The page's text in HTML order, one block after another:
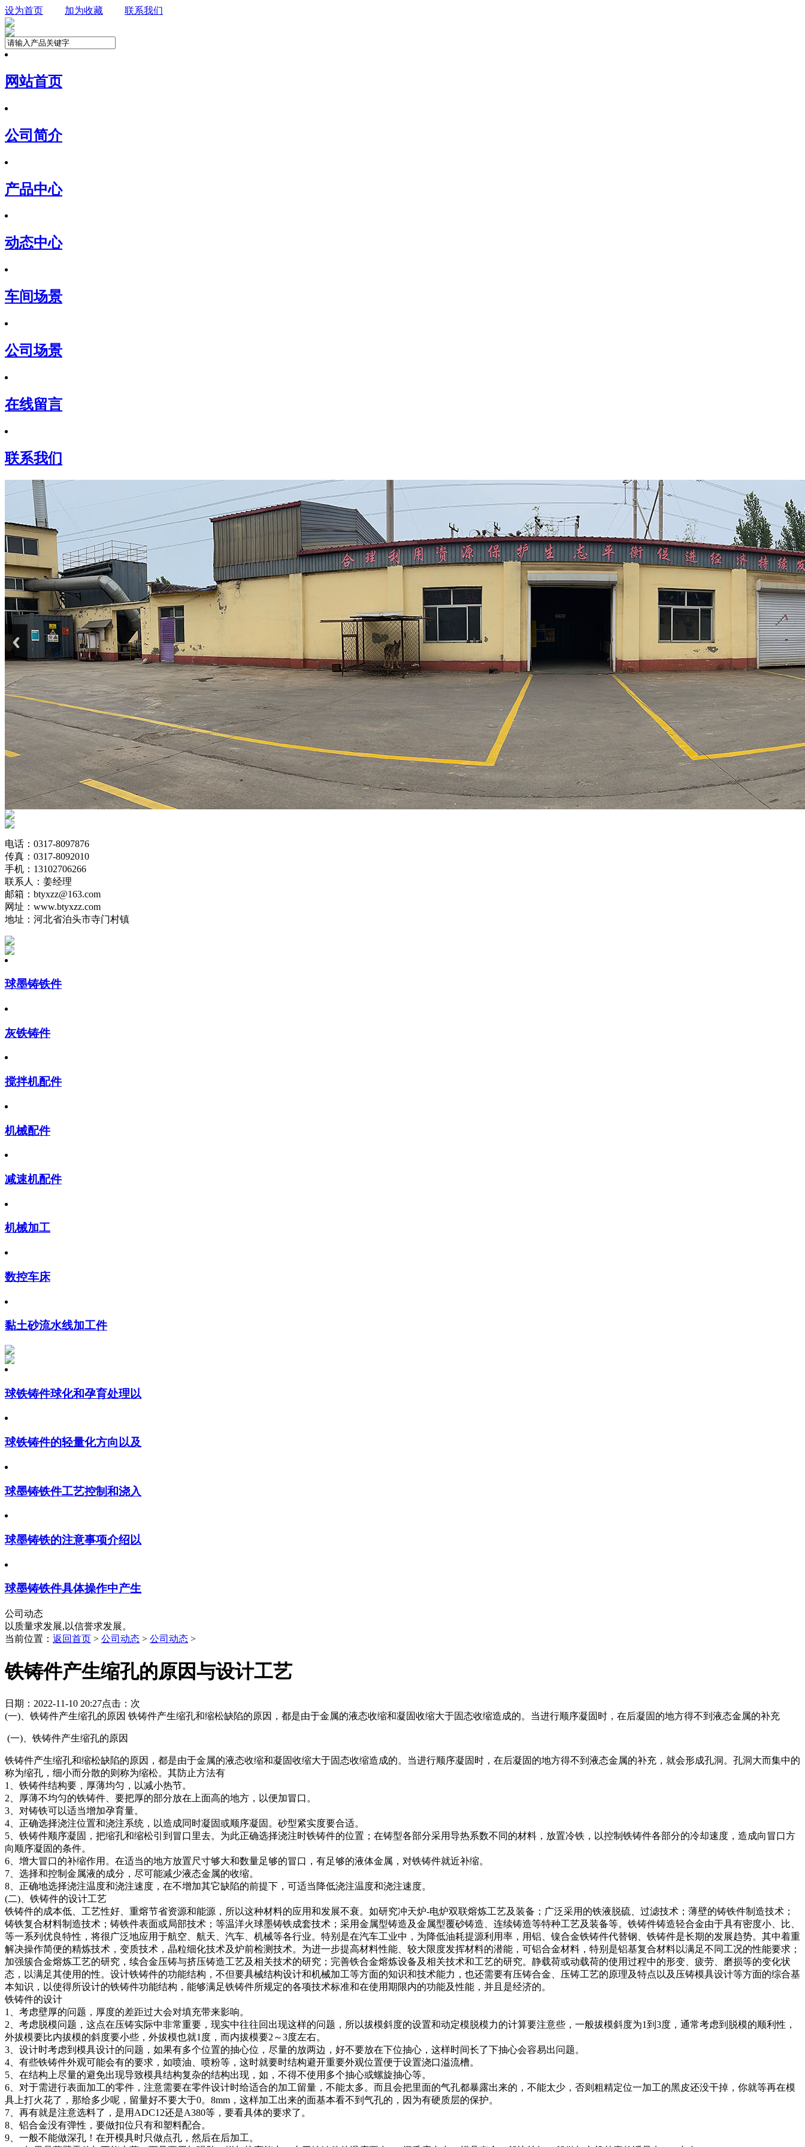
设为首页 加为收藏 联系我们
网站首页
公司简介
产品中心
动态中心
车间场景
公司场景
在线留言
联系我们
电话：0317-8097876
传真：0317-8092010
手机：13102706266
联系人：姜经理
邮箱：btyxzz@163.com
网址：www.btyxzz.com
地址：河北省泊头市寺门村镇
球墨铸铁件
灰铁铸件
搅拌机配件
机械配件
减速机配件
机械加工
数控车床
黏土砂流水线加工件
球铁铸件球化和孕育处理以
球铁铸件的轻量化方向以及
球墨铸铁件工艺控制和浇入
球墨铸铁的注意事项介绍以
球墨铸铁件具体操作中产生
公司动态
以质量求发展,以信誉求发展。
当前位置： 返回首页 > 公司动态 > 公司动态 >
铁铸件产生缩孔的原因与设计工艺
日期：2022-11-10 20:27点击： 次
(一)、铁铸件产生缩孔的原因 铁铸件产生缩孔和缩松缺陷的原因，都是由于金属的液态收缩和凝固收缩大于固态收缩造成的。当进行顺序凝固时，在后凝固的地方得不到液态金属的补充
(一)、铁铸件产生缩孔的原因
铁铸件产生缩孔和缩松缺陷的原因，都是由于金属的液态收缩和凝固收缩大于固态收缩造成的。当进行顺序凝固时，在后凝固的地方得不到液态金属的补充，就会形成孔洞。孔洞大而集中的
称为缩孔，细小而分散的则称为缩松。其防止方法有
1、铁铸件结构要，厚薄均匀，以减小热节。
2、厚薄不均匀的铁铸件、要把厚的部分放在上面高的地方，以便加冒口。
3、对铸铁可以适当增加孕育量。
4、正确选择浇注位置和浇注系统，以造成同时凝固或顺序凝固。砂型紧实度要合适。
5、铁铸件顺序凝固，把缩孔和缩松引到冒口里去。为此正确选择浇注时铁铸件的位置；在铸型各部分采用导热系数不同的材料，放置冷铁，以控制铁铸件各部分的冷却速度，造成向冒口方
向顺序凝固的条件。
6、增大冒口的补缩作用。在适当的地方放置尺寸够大和数量足够的冒口，有足够的液体金属，对铁铸件就近补缩。
7、选择和控制金属液的成分，尽可能减少液态金属的收缩。
8、正确地选择浇注温度和浇注速度，在不增加其它缺陷的前提下，可适当降低浇注温度和浇注速度。
(二)、铁铸件的设计工艺
铁铸件的成本低、工艺性好、重熔节省资源和能源，所以这种材料的应用和发展不衰。如研究冲天炉-电炉双联熔炼工艺及装备；广泛采用的铁液脱硫、过滤技术；薄壁的铸铁件制造技术；
铸铁复合材料制造技术；铸铁件表面或局部技术；等温洋火球墨铸铁成套技术；采用金属型铸造及金属型覆砂铸造、连续铸造等特种工艺及装备等。铁铸件铸造轻合金由于具有密度小、比、
等一系列优良特性，将很广泛地应用于航空、航天、汽车、机械等各行业。特别是在汽车工业中，为降低油耗提源利用率，用铝、镍合金铁铸件代替钢、铁铸件是长期的发展趋势。其中着重
解决操作简便的精炼技术，变质技术，晶粒细化技术及炉前检测技术。为进一步提高材料性能、较大限度发挥材料的潜能，可铝合金材料，特别是铝基复合材料以满足不同工况的性能要求；
加强簇合金熔炼工艺的研究，续合金压铸与挤压铸造工艺及相关技术的研究；完善铁合金熔炼设备及相关技术和工艺的研究。静载荷或动载荷的使用过程中的形变、疲劳、磨损等的变化状
态，以满足其使用的性。设计铁铸件的功能结构，不但要具械结构设计和机械加工等方面的知识和技术能力，也还需要有压铸合金、压铸工艺的原理及特点以及压铸模具设计等方面的综合基
本知识，以使得所设计的铁铸件功能结构，能够满足铁铸件所规定的各项技术标准和在使用期限内的功能及性能，并且是经济的。
铁铸件的设计
1、考虑壁厚的问题，厚度的差距过大会对填充带来影响。
2、考虑脱模问题，这点在压铸实际中非常重要，现实中往往回出现这样的问题，所以拔模斜度的设置和动定模脱模力的计算要注意些，一般拔模斜度为1到3度，通常考虑到脱模的顺利性，
外拔模要比内拔模的斜度要小些，外拔模也就1度，而内拔模要2～3度左右。
3、设计时考虑到模具设计的问题，如果有多个位置的抽心位，尽量的放两边，好不要放在下位抽心，这样时间长了下抽心会容易出问题。
4、有些铁铸件外观可能会有的要求，如喷油、喷粉等，这时就要时结构避开重要外观位置便于设置浇口溢流槽。
5、在结构上尽量的避免出现导致模具结构复杂的结构出现，如，不得不使用多个抽心或螺旋抽心等。
6、对于需进行表面加工的零件，注意需要在零件设计时给适合的加工留量，不能太多。而且会把里面的气孔都暴露出来的，不能太少，否则粗精定位一加工的黑皮还没干掉，你就等再在模
具上打火花了，那给多少呢，留量好不要大于0。8mm，这样加工出来的面基本看不到气孔的，因为有硬质层的保护。
7、再有就是注意选料了，是用ADC12还是A380等，要看具体的要求了。
8、铝合金没有弹性，要做扣位只有和塑料配合。
9、一般不能做深孔！在开模具时只做点孔，然后在后加工。